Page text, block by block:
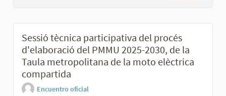
Sessió tècnica participativa del procés
d'elaboració del PMMU 2025-2030, de la
Taula metropolitana de la moto elèctrica
compartida
Encuentro oficial